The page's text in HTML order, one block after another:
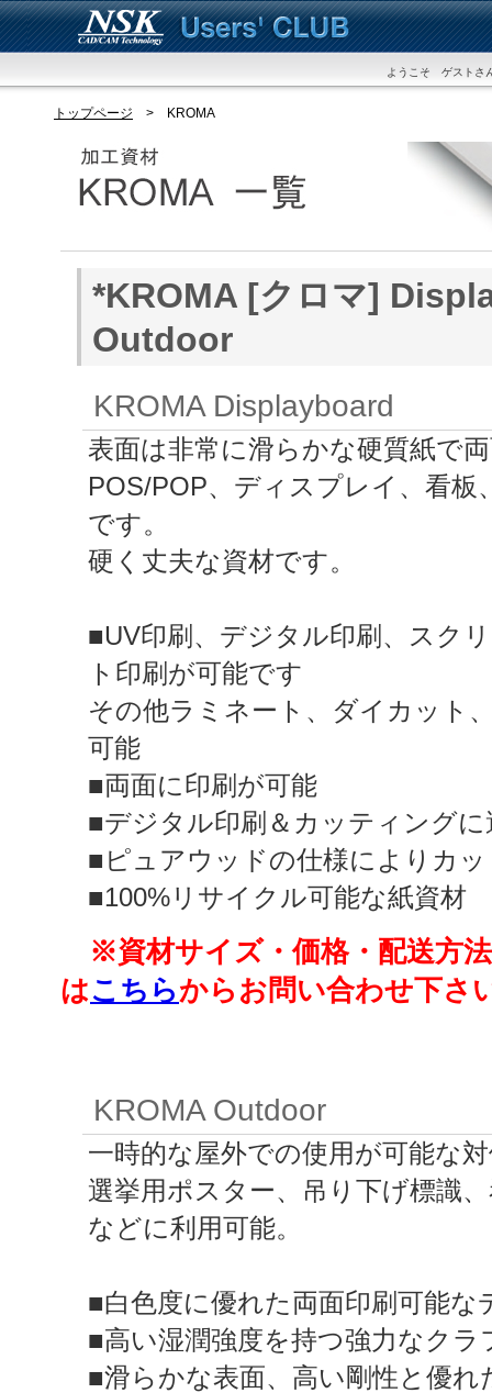
ようこそ ゲスト
トップページ > KROMA
*KROMA [クロマ]
Outdoor
KROMA Displayboard
表面は非常に滑らかな硬質紙で
POS/POP、ディスプレイ、看板
です。
硬く丈夫な資材です。
■UV印刷、デジタル印刷、スク
ト印刷が可能です
その他ラミネート、ダイカット
可能
■両面に印刷が可能
■デジタル印刷＆カッティングに
■ピュアウッドの仕様によりカ
■100%リサイクル可能な紙資材
※資材サイズ・価格・配送方
はこちらからお問い合わせ下さ
KROMA Outdoor
一時的な屋外での使用が可能な
選挙用ポスター、吊り下げ標識
などに利用可能。
■白色度に優れた両面印刷可能な
■高い湿潤強度を持つ強力なクラ
■滑らかな表面、高い剛性と優れ